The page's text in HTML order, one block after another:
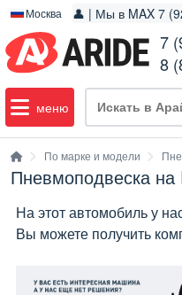
Москва 👤 | Мы в MAX 7
7
8
меню
По марке и модели
Пневмоподвеска на
На этот автомобиль у
Вы можете получить